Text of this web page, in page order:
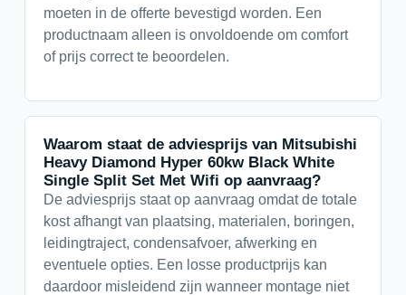
moeten in de offerte bevestigd worden. Een
productnaam alleen is onvoldoende om comfort
of prijs correct te beoordelen.
Waarom staat de adviesprijs van Mitsubishi
Heavy Diamond Hyper 60kw Black White
Single Split Set Met Wifi op aanvraag?
De adviesprijs staat op aanvraag omdat de totale
kost afhangt van plaatsing, materialen, boringen,
leidingtraject, condensafvoer, afwerking en
eventuele opties. Een losse productprijs kan
daardoor misleidend zijn wanneer montage niet